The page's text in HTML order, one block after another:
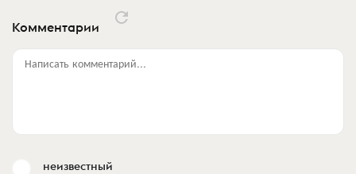
Комментарии
Написать комментарий...
неизвестный